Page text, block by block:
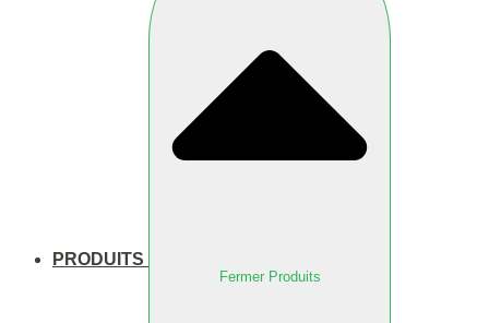
PRODUITS
Fermer Produits